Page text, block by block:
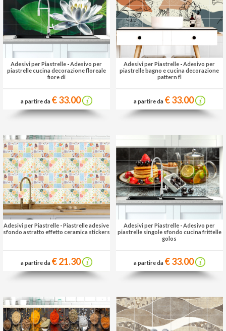
Adesivi per Piastrelle -Adesivo per
piastrelle cucina decorazione floreale
fiore di
a partire da € 33.00
Adesivi per Piastrelle -Adesivo per
piastrelle bagno e cucina decorazione
pattern fl
a partire da € 33.00
Adesivi per Piastrelle -Piastrelle adesive
sfondo astratto effetto ceramica stickers
a partire da € 21.30
Adesivi per Piastrelle -Adesivo per
piastrelle singole sfondo cucina frittelle
golos
a partire da € 33.00